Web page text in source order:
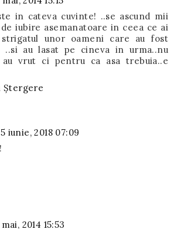
in cateva cuvinte! ..se ascund mii
iubire asemanatoare in ceea ce ai
strigatul unor oameni care au fost
..si au lasat pe cineva in urma..nu
vrut ci pentru ca asa trebuia..e
Ștergere
iunie, 2018 07:09
2014 15:53